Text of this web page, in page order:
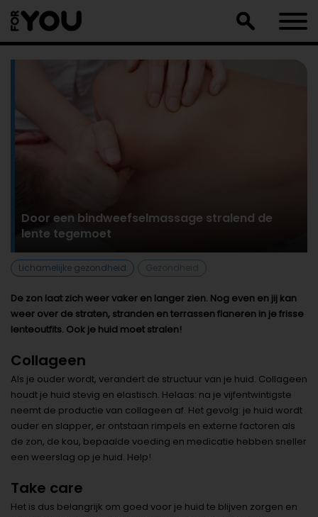
naar
artikel
Door een bindweefselmassage stralend de
lente tegemoet
Lichamelijke gezondheid Gezondheid
De zon laat zich weer vaker en langer zien. Nog even en jij kan
weer over de straten, stranden en terrassen flaneren in je frisse
lenteoutfits. Ook je huid moet stralen!
Collageen
Als je ouder wordt, verandert de structuur van je huid. Collageen
houdt je huid stevig en elastisch. Helaas: na je vijfentwintigste
neemt de productie van collageen af. Het gevolg: je huid wordt
ouder en slapper, er ontstaan rimpels en externe factoren als
de zon, de kou, bepaalde voeding en medicatie hebben sneller
een weerslag op je huid. Help!
Take care
Het is dus belangrijk om goed voor je huid te blijven zorgen en